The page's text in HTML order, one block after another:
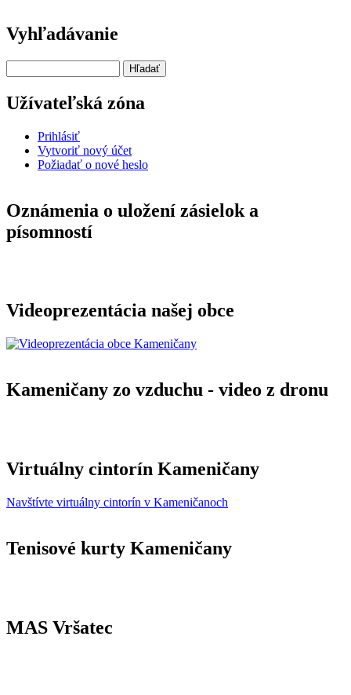
Vyhľadávanie
Užívateľská zóna
Prihlásiť
Vytvoriť nový účet
Požiadať o nové heslo
Oznámenia o uložení zásielok a
písomností
Videoprezentácia našej obce
Kameničany zo vzduchu - video z dronu
Virtuálny cintorín Kameničany
Navštívte virtuálny cintorín v Kameničanoch
Tenisové kurty Kameničany
MAS Vršatec